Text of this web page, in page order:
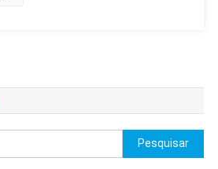
Pesquisar
por: